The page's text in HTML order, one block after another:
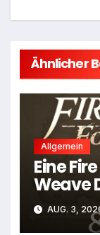
Ähnlicher
Allgemein
Eine
Weave
August
AUG. 3,